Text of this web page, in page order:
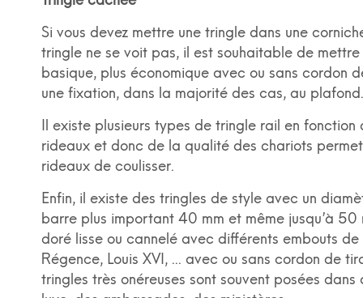
Si vous devez mettre une tringle dans une
tringle ne se voit pas, il est souhaitable de mettre
basique, plus économique avec ou sans cordon
une fixation, dans la majorité des cas, au plafond.
Il existe plusieurs types de tringle rail en fonction
rideaux et donc de la qualité des chariots
rideaux de coulisser.
Enfin, il existe des tringles de style avec un
barre plus important 40 mm et même jusqu’à 50
doré lisse ou cannelé avec différents embouts de
Régence, Louis XVI, ... avec ou sans cordon de
tringles très onéreuses sont souvent posées dans